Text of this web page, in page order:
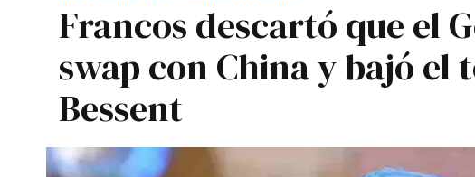
Francos descartó que el
swap con China y bajó el
Bessent